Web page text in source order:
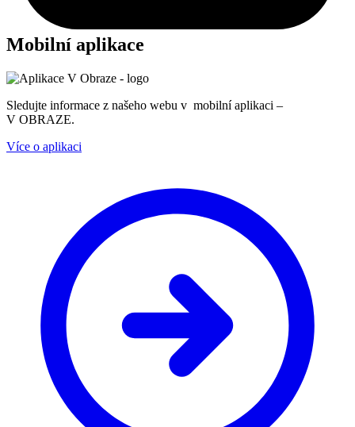
Mobilní aplikace
Sledujte informace z našeho webu v mobilní aplikaci –
V OBRAZE.
Více o aplikaci